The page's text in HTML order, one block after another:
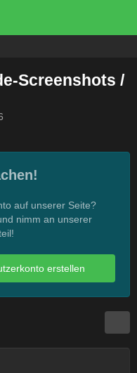
Screenshots /
auf unserer Seite?
nimm an unserer
erstellen